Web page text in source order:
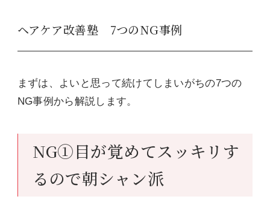
ヘアケア改善塾 7つのNG事例
まずは、よいと思って続けてしまいがちの7つの
NG事例から解説します。
NG①目が覚めてスッキリす
るので朝シャン派